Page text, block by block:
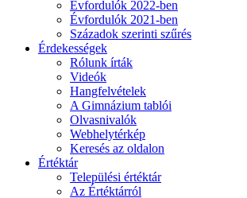
Évfordulók 2022-ben
Évfordulók 2021-ben
Századok szerinti szűrés
Érdekességek
Rólunk írták
Videók
Hangfelvételek
A Gimnázium tablói
Olvasnivalók
Webhelytérkép
Keresés az oldalon
Értéktár
Települési értéktár
Az Értéktárról